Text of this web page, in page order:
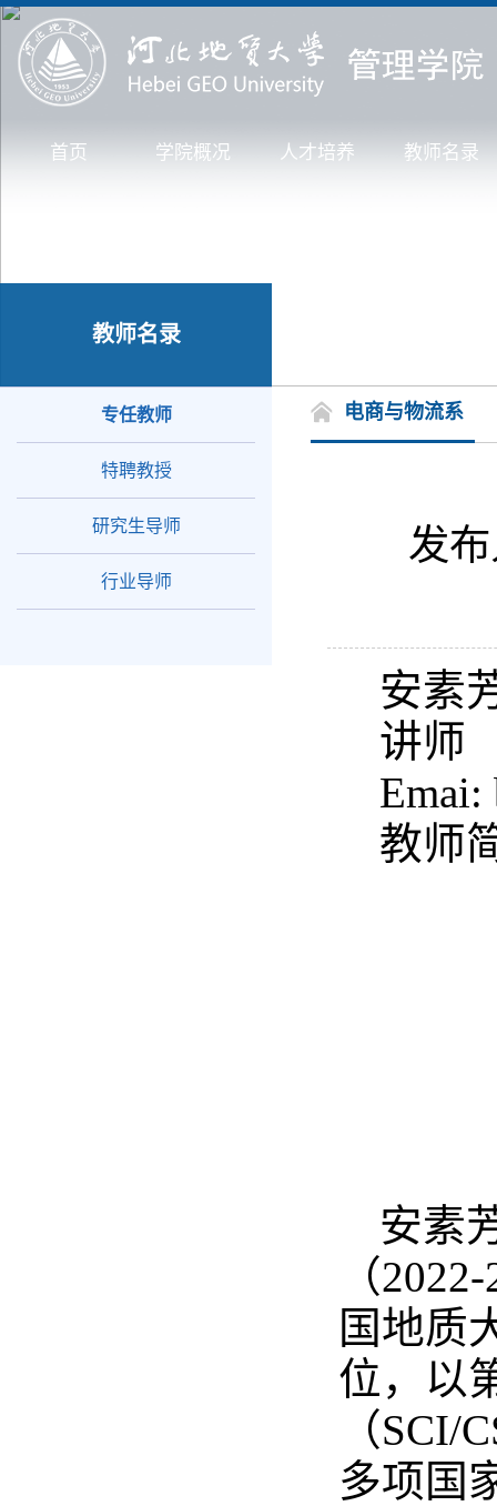
首页 学院概况 人才培养 教师名录
教师名录
专任教师
特聘教授
研究生导师
行业导师
电商与物流系
发
安素
讲师
Emai:
教师
安素
（
国地质
位，以
（SCI/
多项国